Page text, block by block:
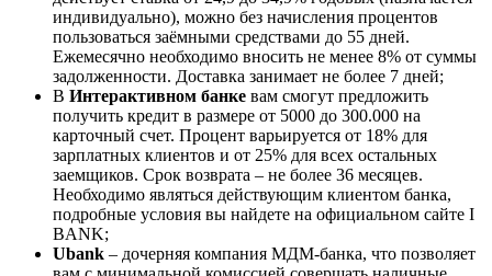
индивидуально), можно без начисления процентов
пользоваться заёмными средствами до 55 дней.
Ежемесячно необходимо вносить не менее 8% от суммы
задолженности. Доставка занимает не более 7 дней;
В Интерактивном банке вам смогут предложить
получить кредит в размере от 5000 до 300.000 на
карточный счет. Процент варьируется от 18% для
зарплатных клиентов и от 25% для всех остальных
заемщиков. Срок возврата – не более 36 месяцев.
Необходимо являться действующим клиентом банка,
подробные условия вы найдете на официальном сайте I
BANK;
Ubank – дочерняя компания МДМ-банка, что позволяет